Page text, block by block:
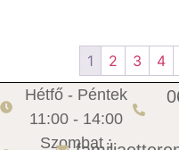
1 2 3 4
Hétfő - Péntek
11:00 - 14:00
Szombat :